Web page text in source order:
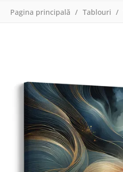
Pagina principală Tablouri